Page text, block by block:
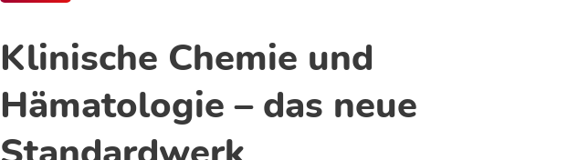
Klinische Chemie und
Hämatologie – das neue